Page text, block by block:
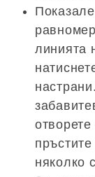
линията
няколко